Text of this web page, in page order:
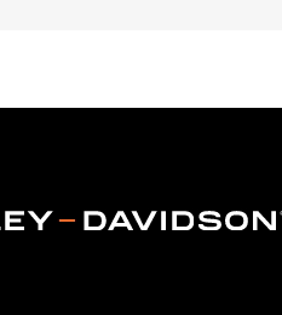
guards may provide limited
very low speed slide).
vehicle or any other object.
Doing so could result in